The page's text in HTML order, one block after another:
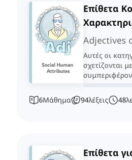
Επίθετα
Adjectives
Αυτές οι
σχετίζονται
6Μάθημα 94λέξεις 48
Επίθετα